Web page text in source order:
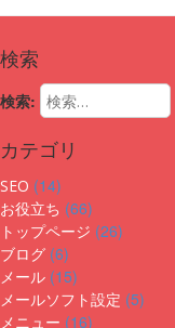
検索
検索:
カテゴリ
SEO (14)
お役立ち (66)
トップページ (26)
ブログ (6)
メール (15)
メールソフト設定 (5)
メニュー (16)